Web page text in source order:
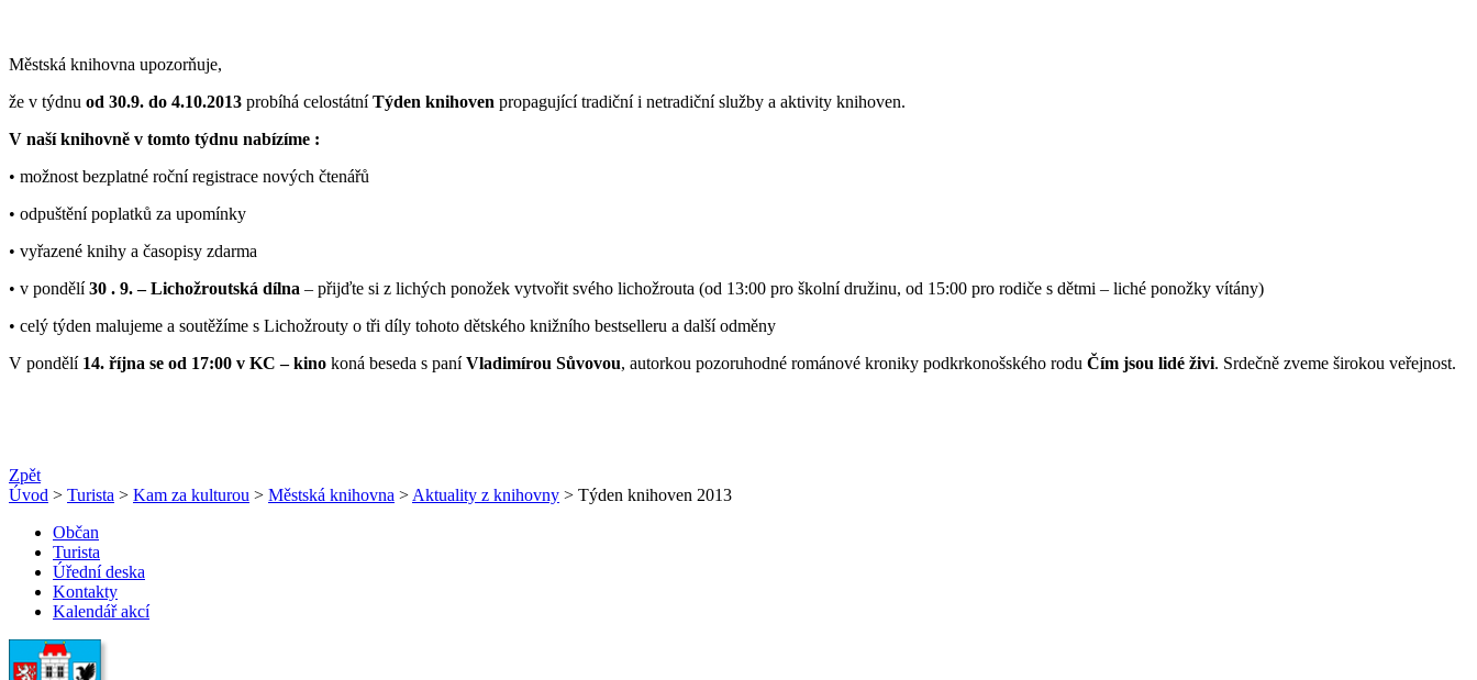
Městská knihovna upozorňuje,
že v týdnu od 30.9. do 4.10.2013 probíhá celostátníTýden knihoven propagující tradiční i netradiční služby a aktivity knihoven.
V naší knihovně v tomto týdnu nabízíme :
• možnost bezplatné roční registrace nových čtenářů
• odpuštění poplatků za upomínky
• vyřazené knihy a časopisy zdarma
• v pondělí30 . 9. – Lichožroutská dílna – přijďte si z lichých ponožek vytvořit svého lichožrouta (od 13:00 pro školní družinu, od 15:00 pro rodiče s dětmi – liché ponožky vítány)
• celý týden malujeme a soutěžíme s Lichožrouty o tři díly tohoto dětského knižního bestselleru a další odměny
V pondělí 14. října se od 17:00 v KC – kino koná beseda s paníVladimírou Sůvovou, autorkou pozoruhodné románové kroniky podkrkonošského rodu Čím jsou lidé živi. Srdečně zveme širokou veřejnost.
Zpět
Úvod > Turista > Kam za kulturou > Městská knihovna > Aktuality z knihovny > Týden knihoven 2013
Občan
Turista
Úřední deska
Kontakty
Kalendář akcí